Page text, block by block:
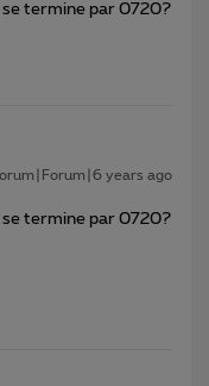
se termine par 0720?
years ago
se termine par 0720?